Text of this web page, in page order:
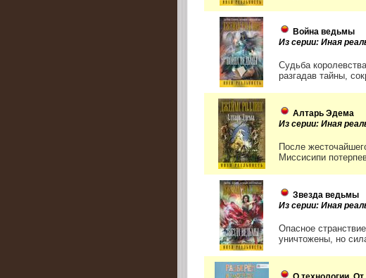
Война ведьмы
Из серии: Иная
Судьба
разгадав тайны,
Алтарь Эдема
Из серии: Иная
После
Миссисипи
Звезда ведьмы
Из серии: Иная
Опасное
уничтожены, но